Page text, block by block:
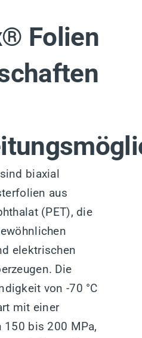
Folien
biaxial
aus
(PET), die
elektrischen
Die
von -70 °C
mit einer
bis 200 MPa,